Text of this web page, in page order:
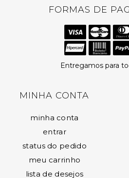
FORMAS DE
Entregamos para
MINHA CONTA
minha conta
entrar
status do pedido
meu carrinho
lista de desejos